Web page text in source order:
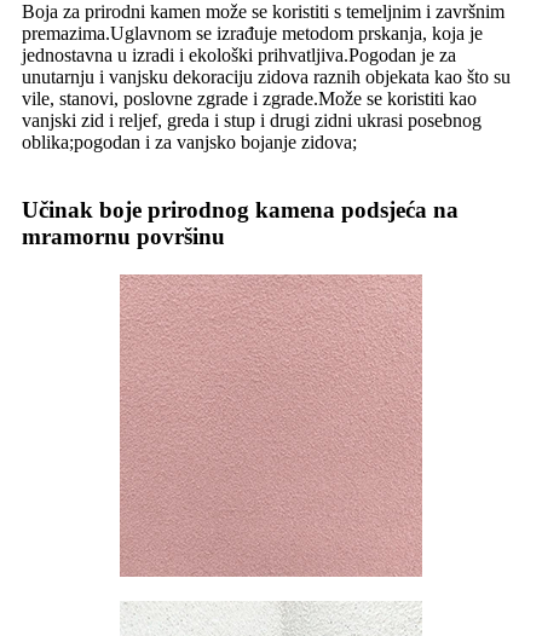
Boja za prirodni kamen može se koristiti s temeljnim i završnim
premazima.Uglavnom se izrađuje metodom prskanja, koja je
jednostavna u izradi i ekološki prihvatljiva.Pogodan je za
unutarnju i vanjsku dekoraciju zidova raznih objekata kao što su
vile, stanovi, poslovne zgrade i zgrade.Može se koristiti kao
vanjski zid i reljef, greda i stup i drugi zidni ukrasi posebnog
oblika;pogodan i za vanjsko bojanje zidova;
Učinak boje prirodnog kamena podsjeća na
mramornu površinu